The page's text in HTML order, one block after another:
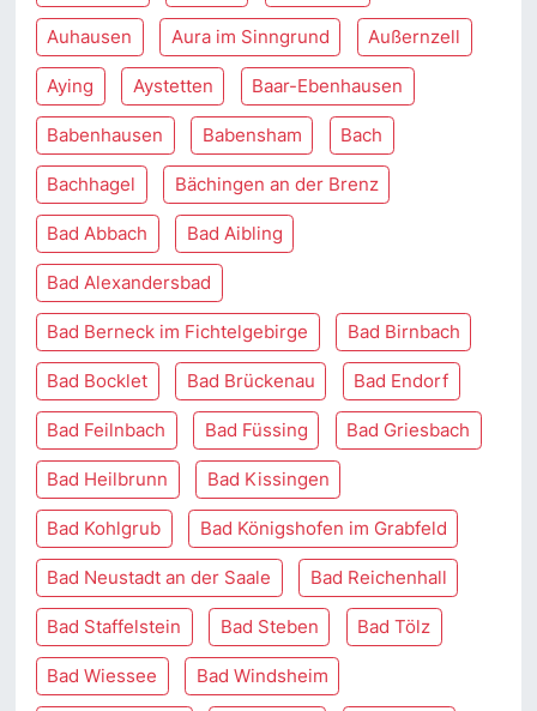
Auhausen Aura im Sinngrund Außernzell
Aying Aystetten Baar-Ebenhausen
Babenhausen Babensham Bach
Bachhagel Bächingen an der Brenz
Bad Abbach Bad Aibling
Bad Alexandersbad
Bad Berneck im Fichtelgebirge Bad Birnbach
Bad Bocklet Bad Brückenau Bad Endorf
Bad Feilnbach Bad Füssing Bad Griesbach
Bad Heilbrunn Bad Kissingen
Bad Kohlgrub Bad Königshofen im Grabfeld
Bad Neustadt an der Saale Bad Reichenhall
Bad Staffelstein Bad Steben Bad Tölz
Bad Wiessee Bad Windsheim